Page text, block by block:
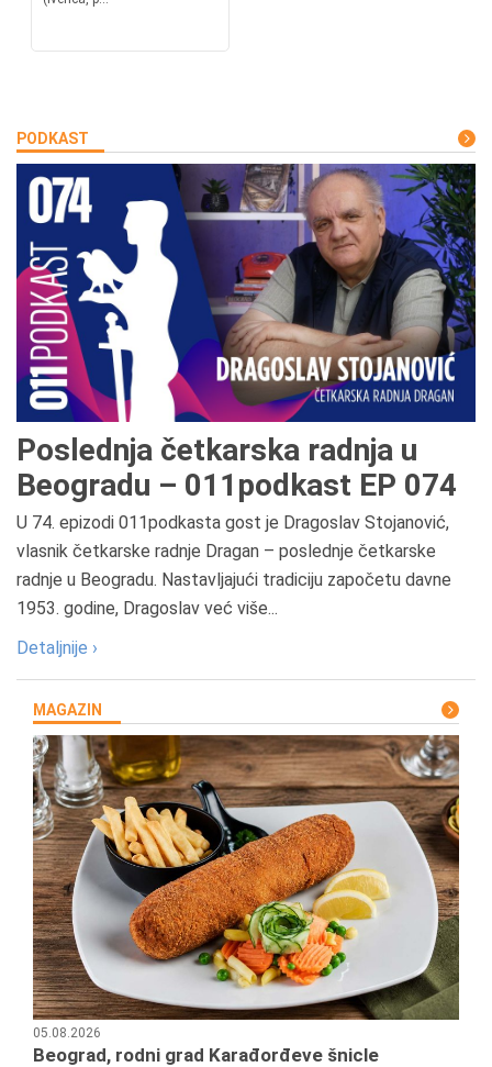
PODKAST
Poslednja četkarska radnja u
Beogradu – 011podkast EP 074
U 74. epizodi 011podkasta gost je Dragoslav Stojanović,
vlasnik četkarske radnje Dragan – poslednje četkarske
radnje u Beogradu. Nastavljajući tradiciju započetu davne
1953. godine, Dragoslav već više...
Detaljnije ›
MAGAZIN
05.08.2026
Beograd, rodni grad Karađorđeve šnicle